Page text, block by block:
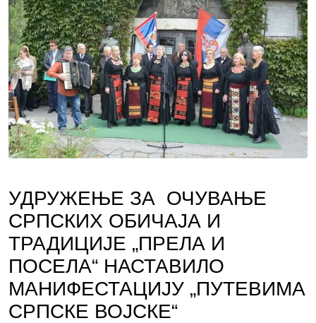
УДРУЖЕЊЕ ЗА ОЧУВАЊЕ
СРПСКИХ ОБИЧАЈА И
ТРАДИЦИЈЕ „ПРЕЛА И
ПОСЕЛА“ НАСТАВИЛО
МАНИФЕСТАЦИЈУ „ПУТЕВИМА
СРПСКЕ ВОЈСКЕ“